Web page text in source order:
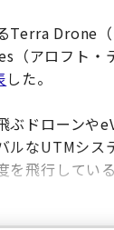
Terra Drone
アロフト・
した。
ぶドローンや
ルなUTMシス
を飛行している